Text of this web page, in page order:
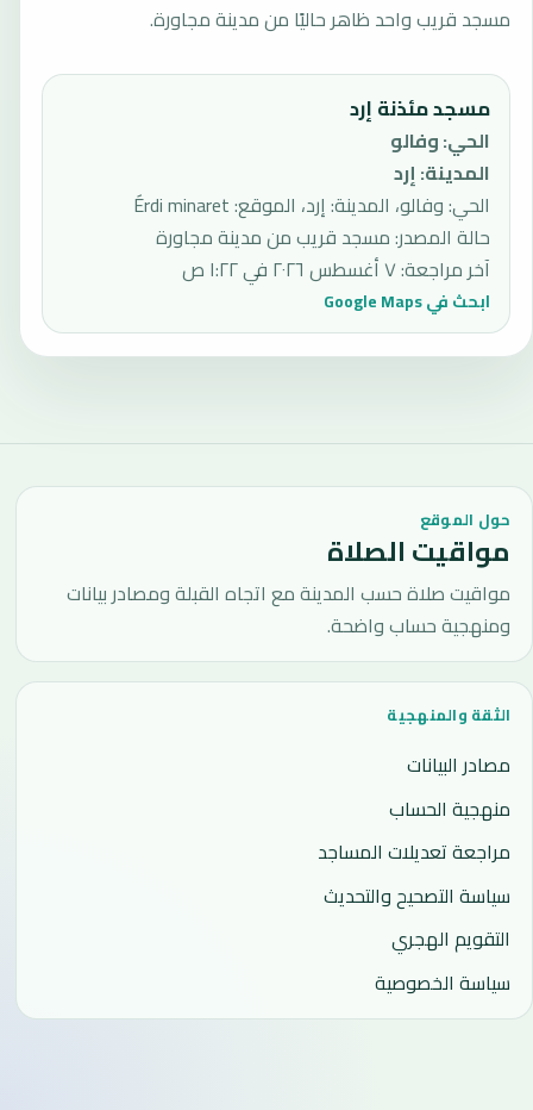
مسجد قريب واحد ظاهر حاليًا من مدينة مجاورة.
مسجد مئذنة إرد
الحي:وفالو
المدينة:إرد
الحي: وفالو، المدينة: إرد، الموقع: Érdi minaret
حالة المصدر:مسجد قريب من مدينة مجاورة
آخر مراجعة:٧ أغسطس ٢٠٢٦ في ١:٢٢ ص
ابحث في Google Maps
حول الموقع
مواقيت الصلاة
مواقيت صلاة حسب المدينة مع اتجاه القبلة ومصادر بيانات
ومنهجية حساب واضحة.
الثقة والمنهجية
مصادر البيانات
منهجية الحساب
مراجعة تعديلات المساجد
سياسة التصحيح والتحديث
التقويم الهجري
سياسة الخصوصية